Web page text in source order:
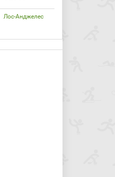
Лос-Анджелес